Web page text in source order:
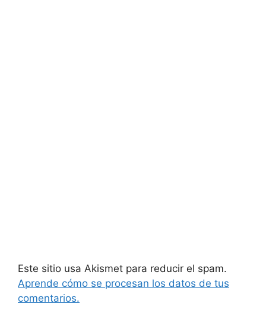
Este sitio usa Akismet para reducir el spam.
Aprende cómo se procesan los datos de tus
comentarios.